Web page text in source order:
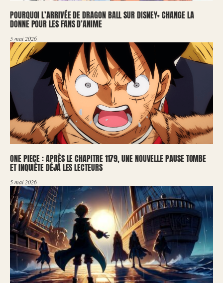
POURQUOI L’ARRIVÉE DE DRAGON BALL SUR DISNEY+ CHANGE LA
DONNE POUR LES FANS D’ANIME
5 mai 2026
ONE PIECE : APRÈS LE CHAPITRE 1179, UNE NOUVELLE PAUSE TOMBE
ET INQUIÈTE DÉJÀ LES LECTEURS
5 mai 2026